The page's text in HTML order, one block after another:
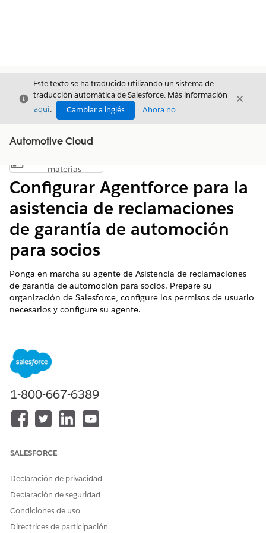
Cerrar
Este texto se ha traducido utilizando un sistema de
traducción automática de Salesforce. Más información
aquí. Cambiar a inglés Ahora no
Cerrar
Automotive Cloud
Mostrar índice de materias
materias
Configurar Agentforce para la
asistencia de reclamaciones
de garantía de automoción
para socios
Ponga en marcha su agente de Asistencia de reclamaciones
de garantía de automoción para socios. Prepare su
organización de Salesforce, configure los permisos de usuario
necesarios y configure su agente.
Disponible en: Lightning Experience
Disponible en: Ediciones
Unlimited yDeveloper
Agentforce for Automotive Edition o incluido en Agentforce
1 Automotive Edition. Requiere que cada usuario tenga el
complemento Agentforce for Automotive para acceder a la
Prepare su organización
reclamaciones de garantía de automoción para socios,
configure su organización con las licencias requeridas,
prepare sus registros de datos y configure funciones
1-800-667-6389
SALESFORCE
Declaración de privacidad
Declaración de seguridad
Condiciones de uso
Directrices de participación